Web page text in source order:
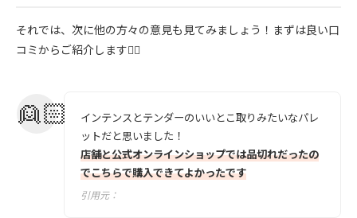
それでは、次に他の方々の意見も見てみましょう！まずは良い口
コミからご紹介します💁‍♀️
インテンスとテンダーのいいとこ取りみたいなパレ
ットだと思いました！
店舗と公式オンラインショップでは品切れだったの
でこちらで購入できてよかったです
引用元：